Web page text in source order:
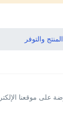
المنتج والتوفر